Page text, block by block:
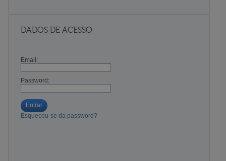
DADOS DE ACESSO
Email:
Password:
Entrar
Esqueceu-se da password?